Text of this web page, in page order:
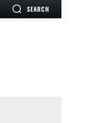
SEARCH